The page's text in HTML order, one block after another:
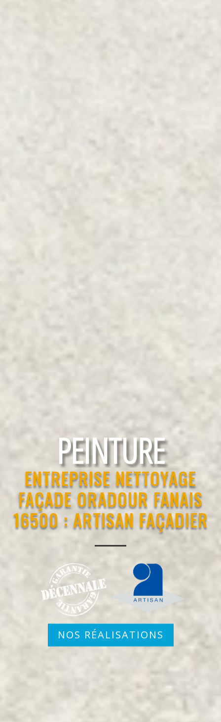
RAVALEMENT
ENTREPRISE NETTOYAGE
FAÇADE ORADOUR FANAIS
16500 : ARTISAN FAÇADIER
NOS RÉALISATIONS